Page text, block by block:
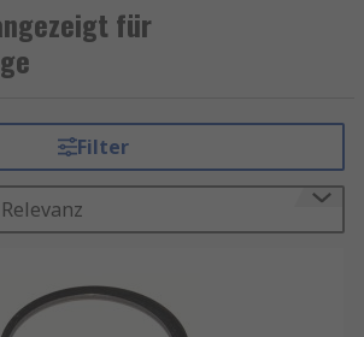
und mit Lagern für
verdrehen, drehen,
lassen. Sie werden
Weitere Informationen
Produktseiten.
Auswahl an
einschließlich
zu erfüllen.
für
Filter
Relevanz